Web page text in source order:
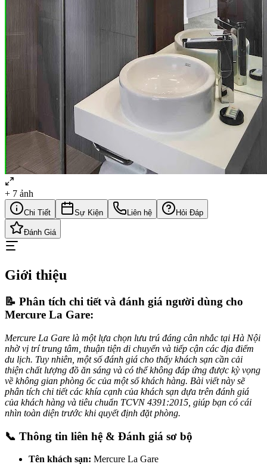
+ 7 ảnh
Chi Tiết Sự Kiện Liên hệ Hỏi Đáp
Đánh Giá
Giới thiệu
📝 Phân tích chi tiết và đánh giá người dùng cho
Mercure La Gare:
Mercure La Gare là một lựa chọn lưu trú đáng cân nhắc tại Hà Nội
nhờ vị trí trung tâm, thuận tiện di chuyển và tiếp cận các địa điểm
du lịch. Tuy nhiên, một số đánh giá cho thấy khách sạn cần cải
thiện chất lượng đồ ăn sáng và có thể không đáp ứng được kỳ vọng
về không gian phòng ốc của một số khách hàng. Bài viết này sẽ
phân tích chi tiết các khía cạnh của khách sạn dựa trên đánh giá
của khách hàng và tiêu chuẩn TCVN 4391:2015, giúp bạn có cái
nhìn toàn diện trước khi quyết định đặt phòng.
📞 Thông tin liên hệ & Đánh giá sơ bộ
Tên khách sạn: Mercure La Gare